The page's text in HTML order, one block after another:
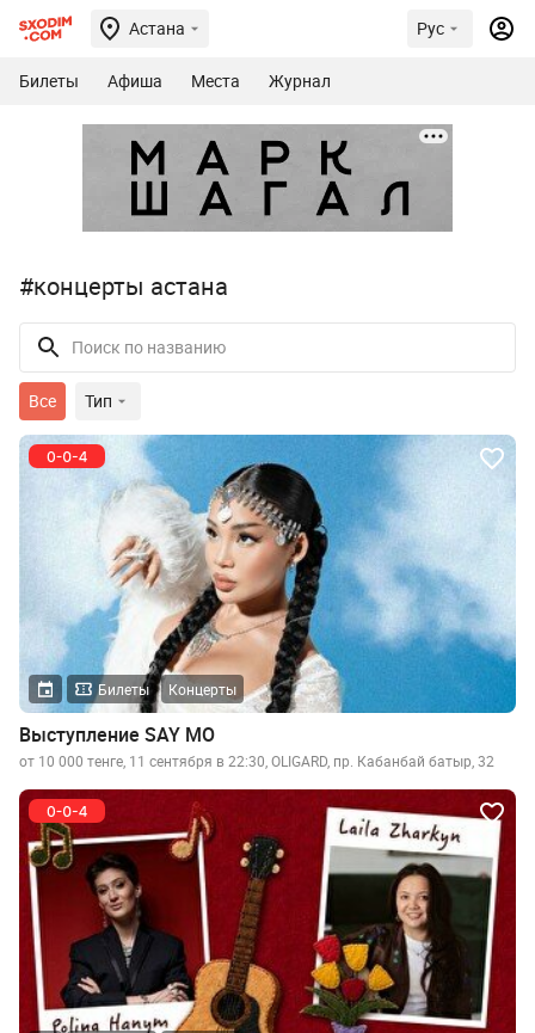
Астана Рус
Билеты Афиша Места Журнал
#концерты астана
Все Тип
Билеты Концерты
Выступление SAY MO
от 10 000 тенге, 11 сентября в 22:30, OLIGARD, пр. Кабанбай батыр, 32